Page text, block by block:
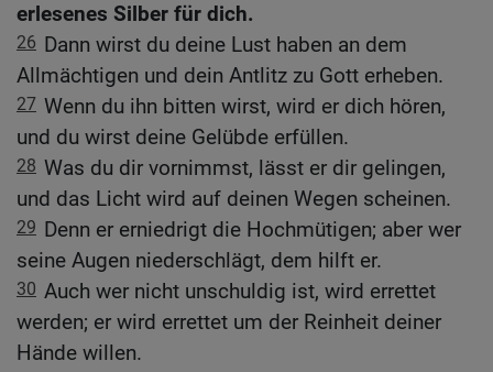
erlesenes Silber für dich.
26 Dann wirst du deine Lust haben an dem
Allmächtigen und dein Antlitz zu Gott erheben.
27 Wenn du ihn bitten wirst, wird er dich hören,
und du wirst deine Gelübde erfüllen.
28 Was du dir vornimmst, lässt er dir gelingen,
und das Licht wird auf deinen Wegen scheinen.
29 Denn er erniedrigt die Hochmütigen; aber wer
seine Augen niederschlägt, dem hilft er.
30 Auch wer nicht unschuldig ist, wird errettet
werden; er wird errettet um der Reinheit deiner
Hände willen.